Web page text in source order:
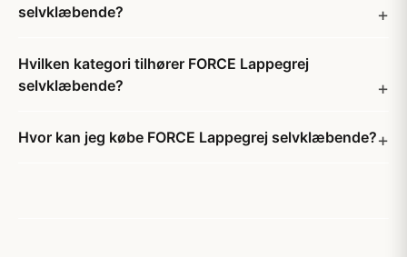
selvklæbende?
Hvilken kategori tilhører FORCE Lappegrej
selvklæbende?
Hvor kan jeg købe FORCE Lappegrej selvklæbende?